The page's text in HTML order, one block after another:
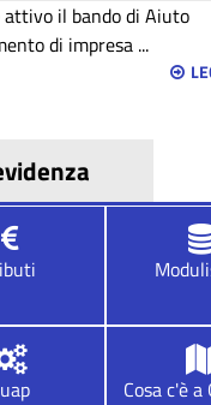
attivo il bando di Aiuto
di impresa ...
Cosa c'è